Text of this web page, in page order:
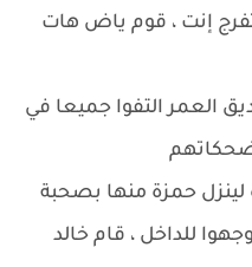
إنت ، قوم ياض هات
العمر التفوا جميعا في
حمزة منها بصحبة
للداخل ، قام خالد